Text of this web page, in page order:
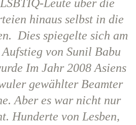
Leute über die
hinaus selbst in die
Dies spiegelte sich am
von Sunil Babu
Im Jahr 2008 Asiens
gewählter Beamter
Aber es war nicht nur
Hunderte von Lesben,